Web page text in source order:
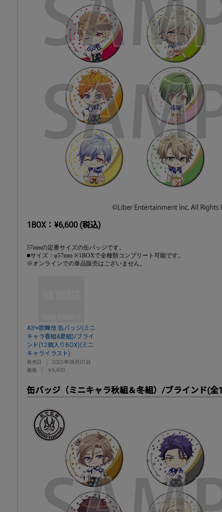
1BOX：¥6,600 (税込)
57mmの定番サイズの缶バッジです。
■サイズ：φ57mm ※1BOXで全種類コンプリート可能です。
※オンラインでの単品販売はございません。
A3!×歌舞伎 缶バッジ(ミニ
キャラ春組&夏組)/ブライ
ンド(12個入りBOX)(ミニ
キャライラスト)
発売日
2025年08月01日
価格
￥6,600
缶バッジ（ミニキャラ秋組＆冬組）/ブラインド(全